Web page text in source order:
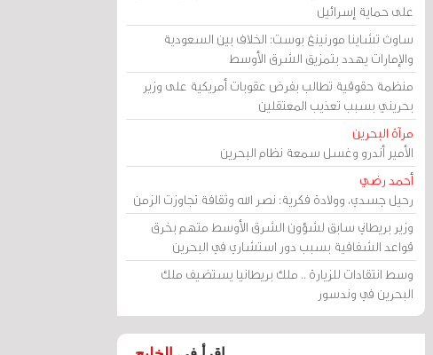
على حماية إسرائيل
ساوث تشاينا مورنينغ بوست: الخلاف بين السعودية
والإمارات يهدد بتمزيق الشرق الأوسط
منظمة حقوقية تطالب بفرض عقوبات أمريكية على وزير
بحريني بسبب تعذيب المعتقلين
مرآة البحرين
الأمير أندرو وغسل سمعة نظام البحرين
أحمد رضي
رحيل جسدي، وولادة فكرية: نصر الله وثقافة تجاوزت الزمن
وزير بريطاني سابق لشؤون الشرق الأوسط متهم بخرق
قواعد الشفافية بسبب دور استشاري في البحرين
وسط انتقادات للزيارة .. ملك بريطانيا يستضيف ملك
البحرين في وندسور